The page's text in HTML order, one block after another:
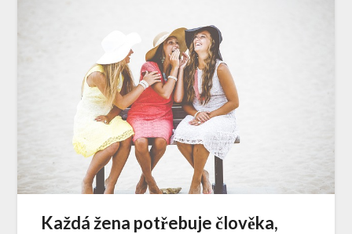
Každá žena potřebuje člověka,